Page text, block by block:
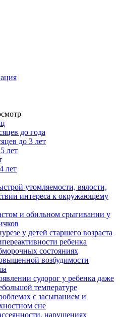
до года
до 3 лет
лет
лет
утомляемости, вялости,
интереса к окружающему
и обильном срыгивании у
у детей старшего возраста
ребенка
состояниях
возбудимости
судорог у ребенка даже
температуре
с засыпанием и
сне
нарушениях